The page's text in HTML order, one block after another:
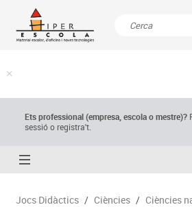
Ets professional (empresa,escola o mestre)?
sessió o registra't.
Jocs Didàctics / Ciències / Ciències